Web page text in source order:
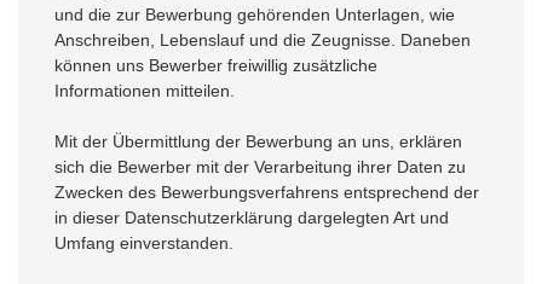
und die zur Bewerbung gehörenden Unterlagen, wie
Anschreiben, Lebenslauf und die Zeugnisse. Daneben
können uns Bewerber freiwillig zusätzliche
Informationen mitteilen.
Mit der Übermittlung der Bewerbung an uns, erklären
sich die Bewerber mit der Verarbeitung ihrer Daten zu
Zwecken des Bewerbungsverfahrens entsprechend der
in dieser Datenschutzerklärung dargelegten Art und
Umfang einverstanden.